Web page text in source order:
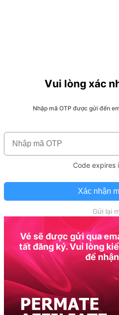
Vui lòng xác
Nhập mã OTP được gửi đến
Code expires
Xác nhận
Gửi lại
Vé sẽ được gửi qua
tất đăng ký. Vui lòng
để